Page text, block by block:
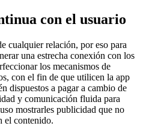
con el usuario
cualquier relación, por eso para
una estrecha conexión con los
los mecanismos de
con el fin de que utilicen la app
dispuestos a pagar a cambio de
y comunicación fluida para
mostrarles publicidad que no
el contenido.